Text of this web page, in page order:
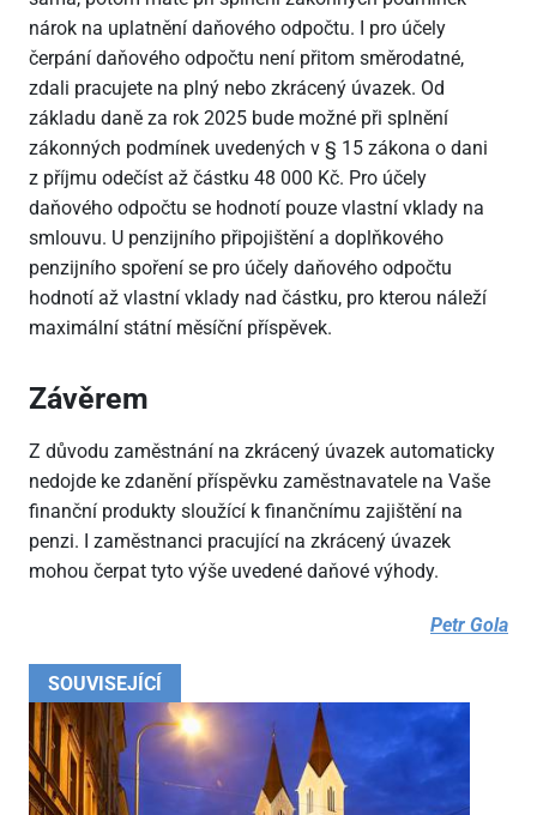
SOUVISEJÍCÍ
nárok na uplatnění daňového odpočtu. I pro účely
čerpání daňového odpočtu není přitom směrodatné,
zdali pracujete na plný nebo zkrácený úvazek. Od
základu daně za rok 2025 bude možné při splnění
zákonných podmínek uvedených v § 15 zákona o dani
z příjmu odečíst až částku 48 000 Kč. Pro účely
daňového odpočtu se hodnotí pouze vlastní vklady na
smlouvu. U penzijního připojištění a doplňkového
penzijního spoření se pro účely daňového odpočtu
hodnotí až vlastní vklady nad částku, pro kterou náleží
maximální státní měsíční příspěvek.
Závěrem
Z důvodu zaměstnání na zkrácený úvazek automaticky
nedojde ke zdanění příspěvku zaměstnavatele na Vaše
finanční produkty sloužící k finančnímu zajištění na
penzi. I zaměstnanci pracující na zkrácený úvazek
mohou čerpat tyto výše uvedené daňové výhody.
Petr Gola